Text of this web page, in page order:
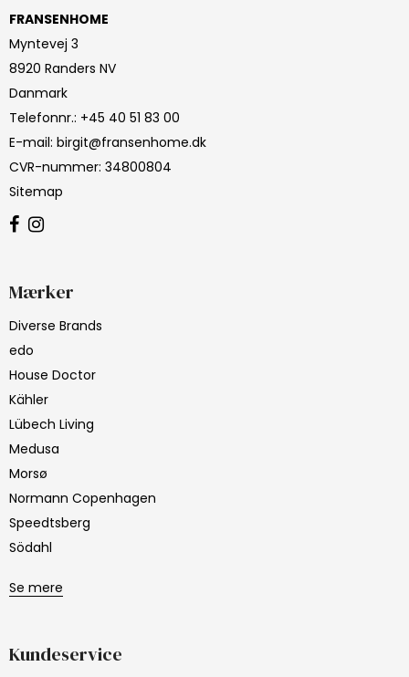
FRANSENHOME
Myntevej 3
8920 Randers NV
Danmark
Telefonnr.: +45 40 51 83 00
E-mail: birgit@fransenhome.dk
CVR-nummer: 34800804
Sitemap
Mærker
Diverse Brands
edo
House Doctor
Kähler
Lübech Living
Medusa
Morsø
Normann Copenhagen
Speedtsberg
Södahl
Se mere
Kundeservice